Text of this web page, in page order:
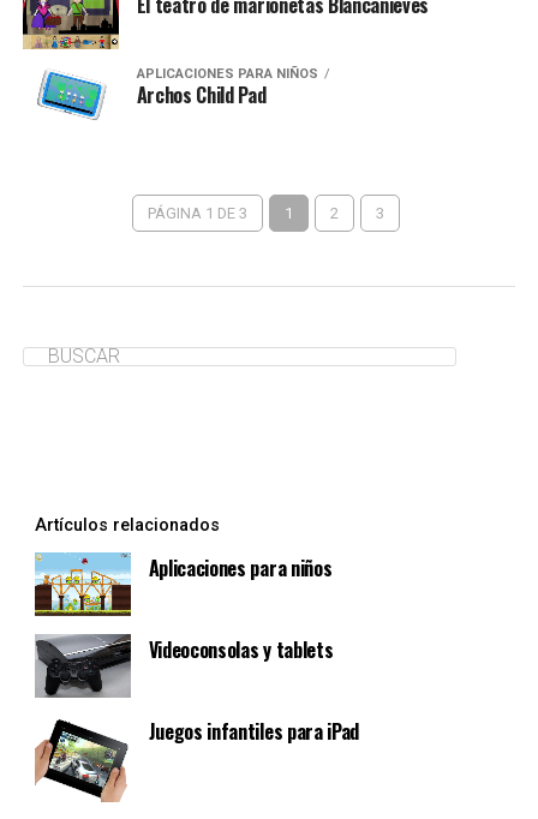
APLICACIONES PARA NIÑOS
Archos Child Pad
PÁGINA 1 DE 3 1 2 3
Artículos relacionados
Aplicaciones para niños
Videoconsolas y tablets
Juegos infantiles para iPad